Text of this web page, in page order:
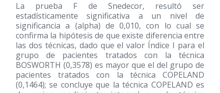
La prueba F de Snedecor, resultó ser
estadísticamente significativa a un nivel de
significancia a (alpha) de 0,010, con lo cual se
confirma la hipótesis de que existe diferencia entre
las dos técnicas, dado que el valor Índice I para el
grupo de pacientes tratados con la técnica
BOSWORTH (0,3578) es mayor que el del grupo de
pacientes tratados con la técnica COPELAND
(0,1464); se concluye que la técnica COPELAND es